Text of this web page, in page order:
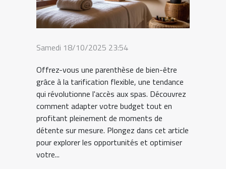
Samedi 18/10/2025 23:54
Offrez-vous une parenthèse de bien-être
grâce à la tarification flexible, une tendance
qui révolutionne l'accès aux spas. Découvrez
comment adapter votre budget tout en
profitant pleinement de moments de
détente sur mesure. Plongez dans cet article
pour explorer les opportunités et optimiser
votre...